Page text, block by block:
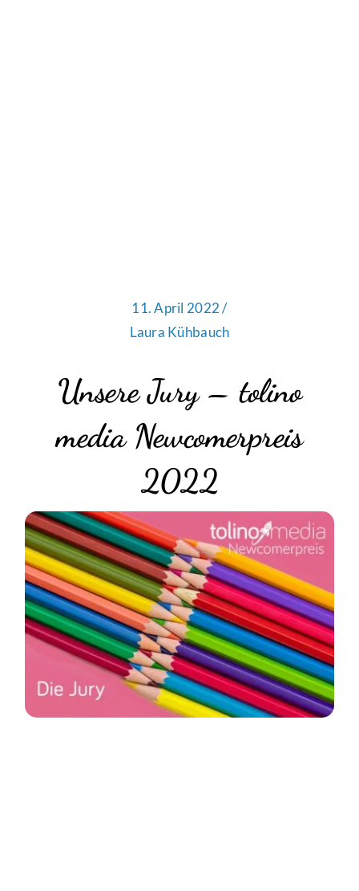
11. April 2022 /
Laura Kühbauch
Unsere Jury – tolino
media Newcomerpreis
2022